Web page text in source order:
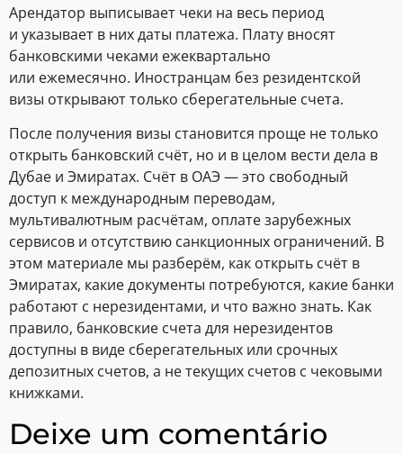
Арендатор выписывает чеки на весь период
и указывает в них даты платежа. Плату вносят
банковскими чеками ежеквартально
или ежемесячно. Иностранцам без резидентской
визы открывают только сберегательные счета.
После получения визы становится проще не только
открыть банковский счёт, но и в целом вести дела в
Дубае и Эмиратах. Счёт в ОАЭ — это свободный
доступ к международным переводам,
мультивалютным расчётам, оплате зарубежных
сервисов и отсутствию санкционных ограничений. В
этом материале мы разберём, как открыть счёт в
Эмиратах, какие документы потребуются, какие банки
работают с нерезидентами, и что важно знать. Как
правило, банковские счета для нерезидентов
доступны в виде сберегательных или срочных
депозитных счетов, а не текущих счетов с чековыми
книжками.
Deixe um comentário